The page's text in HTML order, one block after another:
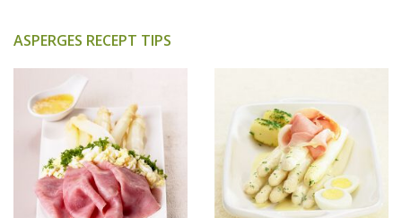
ASPERGES RECEPT TIPS